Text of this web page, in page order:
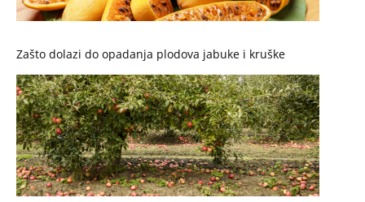
Zašto dolazi do opadanja plodova jabuke i kruške